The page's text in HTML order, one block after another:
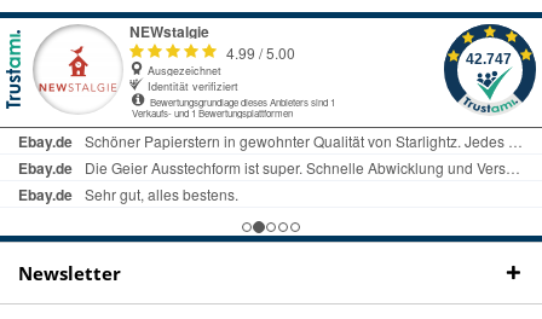
ab € 69 Bestellwert seit 98 Jahren Fachgeschäft + telefonisch erreichbar
09497 1511
Newsletter